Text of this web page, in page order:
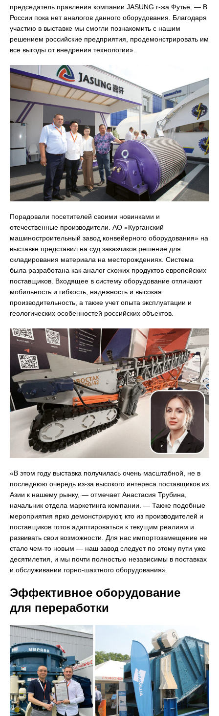
председатель правления компании JASUNG г-жа Футье. — В
России пока нет аналогов данного оборудования. Благодаря
участию в выставке мы смогли познакомить с нашим
решением российские предприятия, продемонстрировать им
все выгоды от внедрения технологии».
Порадовали посетителей своими новинками и
отечественные производители. АО «Курганский
машиностроительный завод конвейерного оборудования» на
выставке представил на суд заказчиков решение для
складирования материала на месторождениях. Система
была разработана как аналог схожих продуктов европейских
поставщиков. Входящее в систему оборудование отличают
мобильность и гибкость, надежность и высокая
производительность, а также учет опыта эксплуатации и
геологических особенностей российских объектов.
«В этом году выставка получилась очень масштабной, не в
последнюю очередь из-за высокого интереса поставщиков из
Азии к нашему рынку, — отмечает Анастасия Трубина,
начальник отдела маркетинга компании. — Также подобные
мероприятия ярко демонстрируют, кто из производителей и
поставщиков готов адаптироваться к текущим реалиям и
развивать свои возможности. Для нас импортозамещение не
стало чем-то новым — наш завод следует по этому пути уже
десятилетия, и мы почти полностью независимы в поставках
и обслуживании горно-шахтного оборудования».
Эффективное оборудование
для переработки